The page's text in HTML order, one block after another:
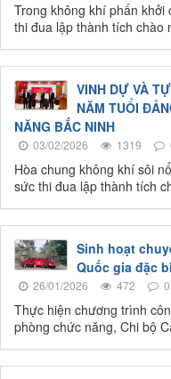
Trong không khí phấn
thi đua lập thành tích
VINH DỰ VÀ
NĂM TUỔI
NĂNG BẮC NINH
03/02/2026 1319
Hòa chung không khí sôi
sức thi đua lập thành tích
Sinh hoạt
Quốc gia đặc
26/01/2026 472 0
Thực hiện chương trình
phòng chức năng, Chi bộ